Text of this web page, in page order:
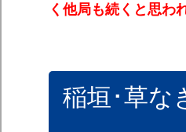
く他局も続くと思わ
稲垣･草な